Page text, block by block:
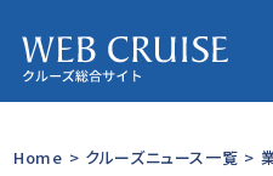
Home > クルーズニュース一覧 >